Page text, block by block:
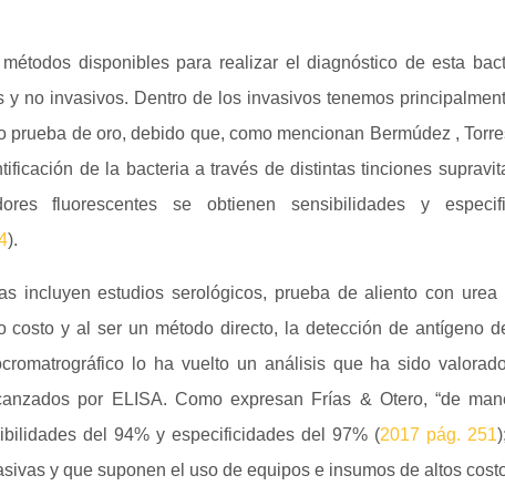
disponibles para realizar el diagnóstico de esta
y no invasivos. Dentro de los invasivos tenemos
prueba de oro, debido que, como mencionan Bermúdez ,
de la bacteria a través de distintas tinciones
fluorescentes se obtienen sensibilidades y
).
incluyen estudios serológicos, prueba de aliento con
costo y al ser un método directo, la detección de antígeno
lo ha vuelto un análisis que ha sido
por ELISA. Como expresan Frías & Otero, “de
del 94% y especificidades del 97% (2017 pág. 251
y que suponen el uso de equipos e insumos de altos